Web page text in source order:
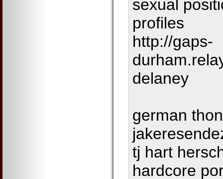
sexual
profiles
http://gaps-
delaney
german
tj hart
hardcore